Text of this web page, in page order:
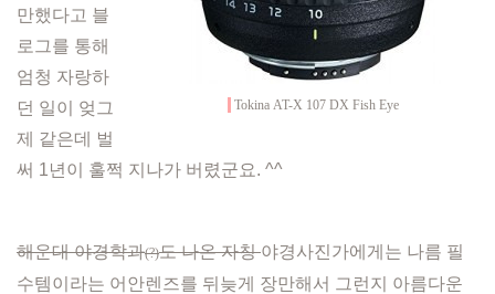
Tokina AT-X 107 DX Fish Eye
만했다고 블
로그를 통해
엄청 자랑하
던 일이 엊그
제 같은데 벌
써 1년이 훌쩍 지나가 버렸군요. ^^
해운대 야경학과(?)도 나온 자칭야경사진가에게는 나름 필
수템이라는 어안렌즈를 뒤늦게 장만해서 그런지 아름다운